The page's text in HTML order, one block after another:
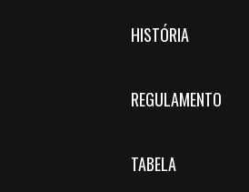
HISTÓRIA
REGULAMENTO
TABELA